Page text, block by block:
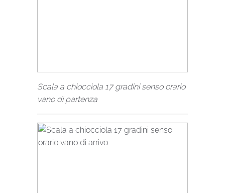
Scala a chiocciola 17 gradini senso orario
vano di partenza